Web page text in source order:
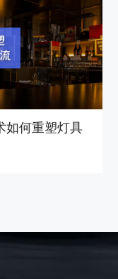
如何重塑灯具